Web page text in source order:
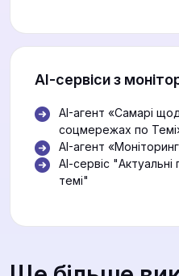
АІ-сервіси з
AI-агент «Самарі
соцмережах по Темі»
AI-агент
АІ-сервіс "Актуальні
темі"